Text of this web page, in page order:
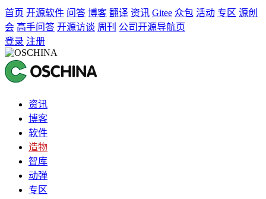
首页 开源软件 问答 博客 翻译 资讯 Gitee 众包 活动 专区 源创
会 高手问答 开源访谈 周刊 公司开源导航页
登录 注册
资讯
博客
软件
造物
智库
动弹
专区